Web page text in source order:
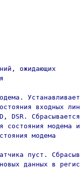
ожидающих
входных
DSR.
состояния модема
модема
пуст.
данных в